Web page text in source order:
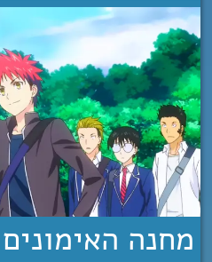
מחנה האימונים